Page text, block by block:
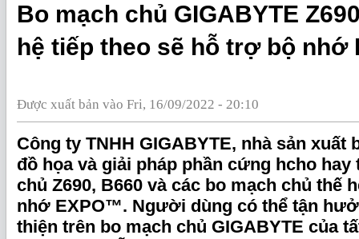
Bo mạch chủ GIGABYTE
hệ tiếp theo sẽ hỗ trợ bộ nhớ
Được xuất bản vào Fri, 16/09/2022 - 20:10
Công ty TNHH GIGABYTE, nhà sản xuất
đồ họa và giải pháp phần cứng hcho hay
chủ Z690, B660 và các bo mạch chủ thế
nhớ EXPO™. Người dùng có thể tận
thiện trên bo mạch chủ GIGABYTE của